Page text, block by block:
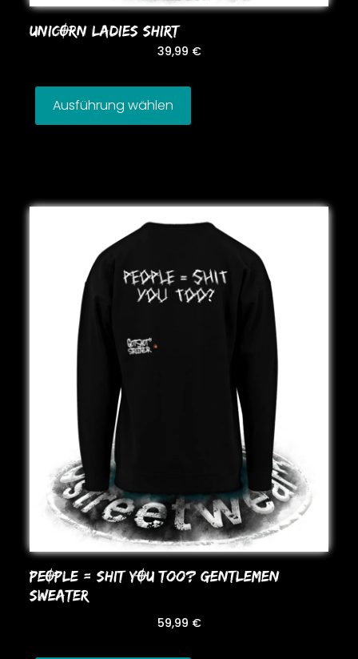
UNICORN LADIES SHIRT
39,99 €
Ausführung wählen
PEOPLE = SHIT YOU Too? GENTLEMEN
SWEATER
59,99 €